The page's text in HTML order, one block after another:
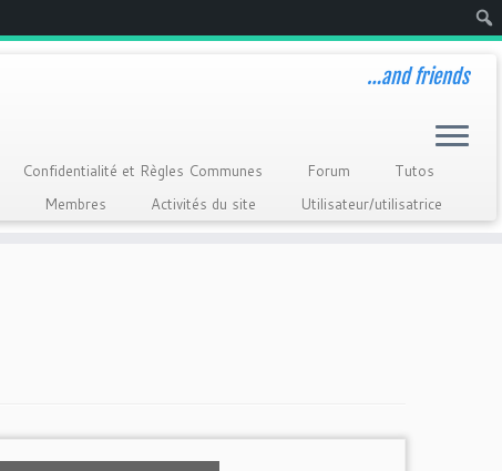
…and friends
Confidentialité et Règles Communes Forum
Tutos
Membres Activités du site Utilisateur/utilisatrice